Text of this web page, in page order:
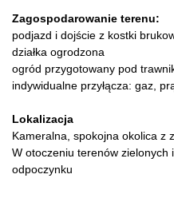
Zagospodarowanie terenu:
podjazd i dojście z kostki
działka ogrodzona
ogród przygotowany pod
indywidualne przyłącza: gaz,
Lokalizacja
Kameralna, spokojna okolica z
W otoczeniu terenów zielonych
odpoczynku